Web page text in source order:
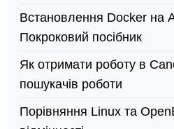
Встановлення Docker на
Покроковий посібник
Як отримати роботу в
пошукачів роботи
Порівняння Linux та